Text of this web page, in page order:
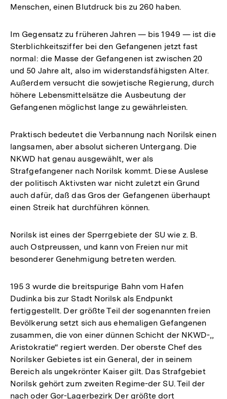
Menschen, einen Blutdruck bis zu 260 haben.
Im Gegensatz zu früheren Jahren — bis 1949 — ist die
Sterblichkeitsziffer bei den Gefangenen jetzt fast
normal: die Masse der Gefangenen ist zwischen 20
und 50 Jahre alt, also im widerstandsfähigsten Alter.
Außerdem versucht die sowjetische Regierung, durch
höhere Lebensmittelsätze die Ausbeutung der
Gefangenen möglichst lange zu gewährleisten.
Praktisch bedeutet die Verbannung nach Norilsk einen
langsamen, aber absolut sicheren Untergang. Die
NKWD hat genau ausgewählt, wer als
Strafgefangener nach Norilsk kommt. Diese Auslese
der politisch Aktivsten war nicht zuletzt ein Grund
auch dafür, daß das Gros der Gefangenen überhaupt
einen Streik hat durchführen können.
Norilsk ist eines der Sperrgebiete der SU wie z. B.
auch Ostpreussen, und kann von Freien nur mit
besonderer Genehmigung betreten werden.
195 3 wurde die breitspurige Bahn vom Hafen
Dudinka bis zur Stadt Norilsk als Endpunkt
fertiggestellt. Der größte Teil der sogenannten freien
Bevölkerung setzt sich aus ehemaligen Gefangenen
zusammen, die von einer dünnen Schicht der NKWD-,,
Aristokratie“ regiert werden. Der oberste Chef des
Norilsker Gebietes ist ein General, der in seinem
Bereich als ungekrönter Kaiser gilt. Das Strafgebiet
Norilsk gehört zum zweiten Regime-der SU. Teil der
nach oder Gor-Lagerbezirk Der größte dort